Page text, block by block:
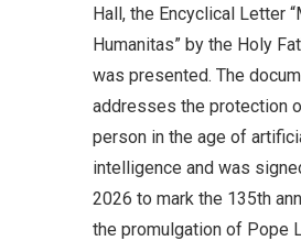
Hall, the Encyclical Letter
Humanitas” by the Holy
was presented. The
addresses the protection
person in the age of
intelligence and was
2026 to mark the 135th
the promulgation of Pope